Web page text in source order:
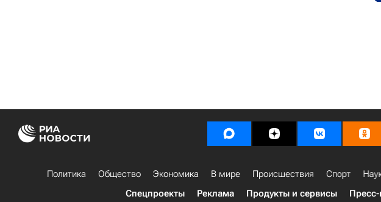
Политика Общество Экономика В мире Происшествия Спорт
Спецпроекты
Реклама Продукты и сервисы